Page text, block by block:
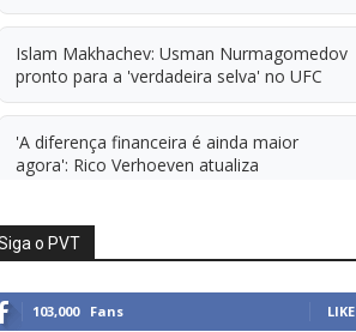
Islam Makhachev: Usman Nurmagomedov
pronto para a 'verdadeira selva' no UFC
'A diferença financeira é ainda maior
agora': Rico Verhoeven atualiza
para Michael Morales simplesmente ficar
sentado esperando. E ainda cutuca Prates
o PVT
103,000 Fans LIKE